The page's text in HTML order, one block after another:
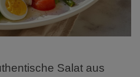
Salat aus